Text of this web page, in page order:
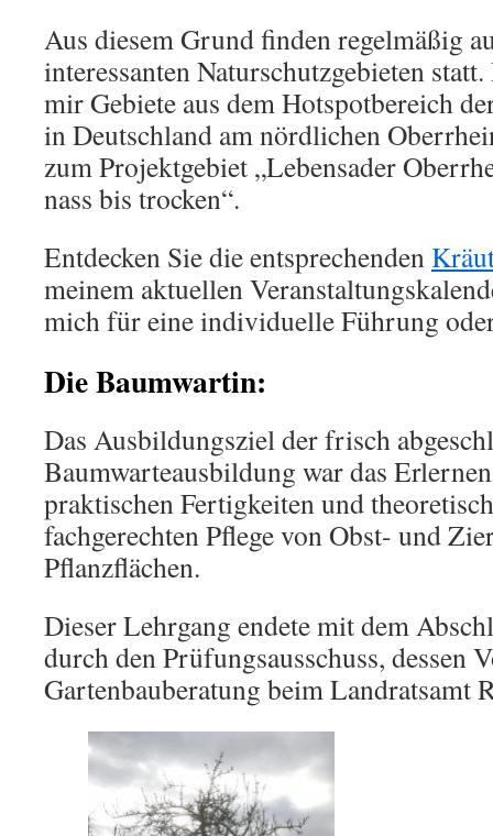
Aus diesem Grund finden regelmäßig
interessanten Naturschutzgebieten
mir Gebiete aus dem Hotspotbereich
in Deutschland am nördlichen
zum Projektgebiet „Lebensader
nass bis trocken“.
Entdecken Sie die entsprechenden
meinem aktuellen
mich für eine individuelle Führung
Die Baumwartin:
Das Ausbildungsziel der frisch
Baumwarteausbildung war das
praktischen Fertigkeiten und
fachgerechten Pflege von Obst- und
Pflanzflächen.
Dieser Lehrgang endete mit dem
durch den Prüfungsausschuss, dessen
Gartenbauberatung beim Landratsamt